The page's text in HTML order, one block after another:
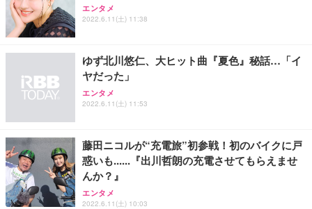
エンタメ
2022.6.11(土) 11:38
ゆず北川悠仁、大ヒット曲『夏色』秘話…「イ
ヤだった」
エンタメ
2022.6.11(土) 11:53
藤田ニコルが“充電旅”初参戦！初のバイクに戸
惑いも......『出川哲朗の充電させてもらえませ
んか？』
エンタメ
2022.6.11(土) 10:03